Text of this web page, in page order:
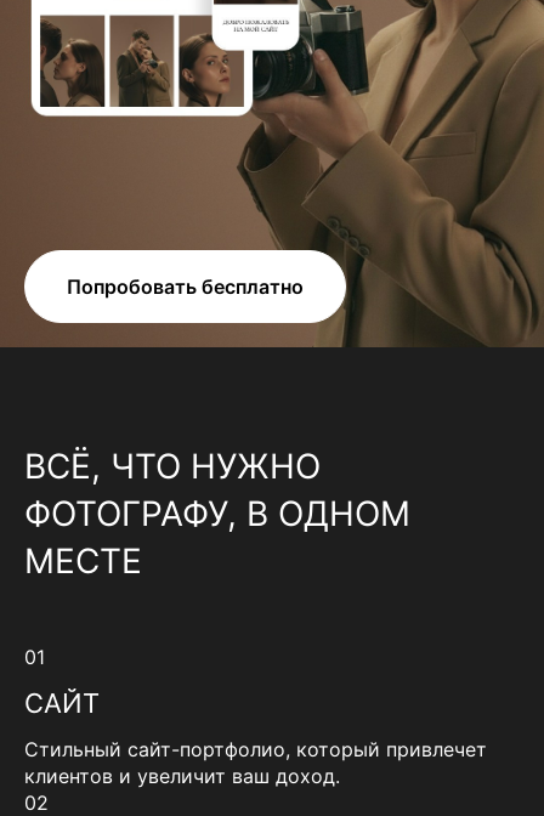
Попробовать бесплатно
ВСЁ, ЧТО НУЖНО
ФОТОГРАФУ, В ОДНОМ
МЕСТЕ
01
САЙТ
Стильный сайт-портфолио, который привлечет
клиентов и увеличит ваш доход.
02